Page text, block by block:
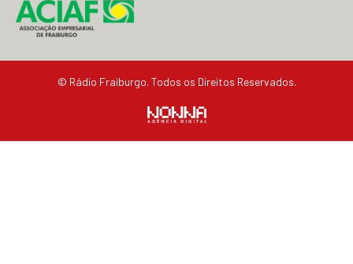
© Rádio Fraiburgo. Todos os Direitos Reservados.